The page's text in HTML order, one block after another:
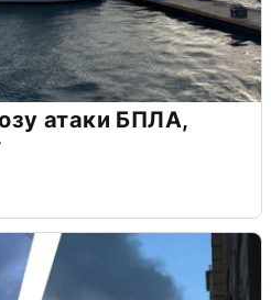
атаки БПЛА,